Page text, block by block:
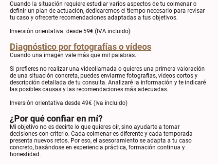
Cuando la situación requiere estudiar varios aspectos de tu colmenar o
definir un plan de actuación, dedicaremos el tiempo necesario para revisar
tu caso y ofrecerte recomendaciones adaptadas a tus objetivos.
Inversión orientativa: desde 59€ (IVA incluido)
Diagnóstico por fotografías o vídeos
Cuando una imagen vale más que mil palabras.
Si prefieres no realizar una videollamada o quieres una primera valoración
de una situación concreta, puedes enviarme fotografías, vídeos cortos y
descripción detallada de tu consulta. Analizaré la información y te indicaré
las posibles causas y las recomendaciones más adecuadas.
Inversión orientativa desde 49€ (Iva incluido)
¿Por qué confiar en mí?
Mi objetivo no es decirte lo que quieres oír, sino ayudarte a tomar
decisiones con criterio. Cada colmenar es diferente y cada temporada
presenta nuevos retos. Por eso, el asesoramiento se adapta a tu caso
concreto, basándose en experiencia práctica, formación continua y
honestidad.